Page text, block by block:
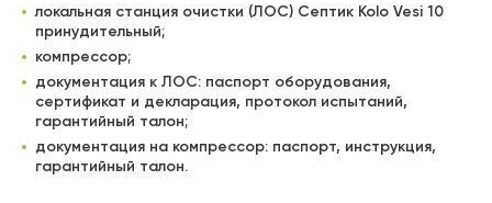
локальная станция очистки (ЛОС) Септик Kolo Vesi 10
принудительный;
компрессор;
документация к ЛОС: паспорт оборудования,
сертификат и декларация, протокол испытаний,
гарантийный талон;
документация на компрессор: паспорт, инструкция,
гарантийный талон.